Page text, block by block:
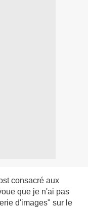
consacré aux
que je n'ai pas
d'images" sur le